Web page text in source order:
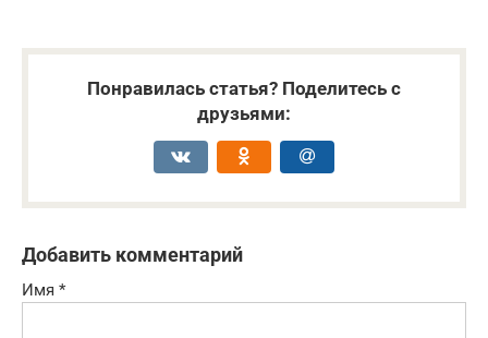
Понравилась статья? Поделитесь с
друзьями:
Добавить комментарий
Имя *